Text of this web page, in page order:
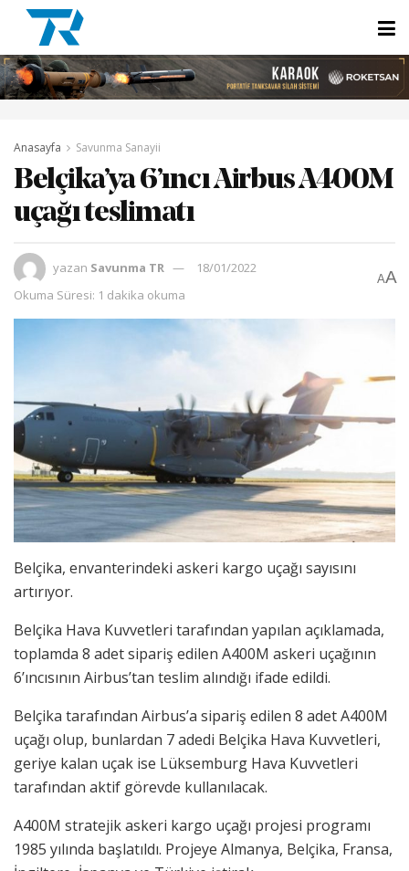
Anasayfa Savunma Sanayii
Belçika’ya 6’ıncı Airbus A400M
uçağı teslimatı
yazan Savunma TR
18/01/2022
Okuma Süresi: 1 dakika okuma
AA
Belçika, envanterindeki askeri kargo uçağı sayısını
artırıyor.
Belçika Hava Kuvvetleri tarafından yapılan açıklamada,
toplamda 8 adet sipariş edilen A400M askeri uçağının
6’ıncısının Airbus’tan teslim alındığı ifade edildi.
Belçika tarafından Airbus’a sipariş edilen 8 adet A400M
uçağı olup, bunlardan 7 adedi Belçika Hava Kuvvetleri,
geriye kalan uçak ise Lüksemburg Hava Kuvvetleri
tarafından aktif görevde kullanılacak.
A400M stratejik askeri kargo uçağı projesi programı
1985 yılında başlatıldı. Projeye Almanya, Belçika, Fransa,